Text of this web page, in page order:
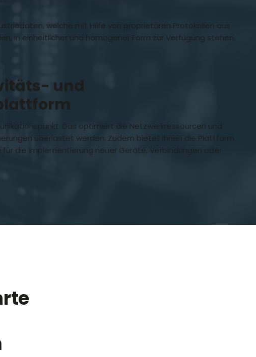
welche mit Hilfe von proprietären Protokollen aus
in einheitlicher und homogener Form zur Verfügung stehen.
und
Das optimiert die Netzwerkressourcen und
überlastet werden. Zudem bietet Ihnen die Plattform
die Implementierung neuer Geräte, Verbindungen oder